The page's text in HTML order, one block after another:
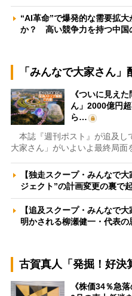
“AI革命”で爆発的な需要拡
か？ 高い競争力を持つ中国
「みんなで大家さん
《ついに見え
ん」2000億円
ら…
本誌『週刊ポスト』が追及し
大家さん」がいよいよ最終局
【独走スクープ・みんなで
ジェクト”の計画変更の裏で
【追及スクープ・みんなで
明かされる柳瀬健一・代表
古賀真人「発掘！好決
《株価34％急